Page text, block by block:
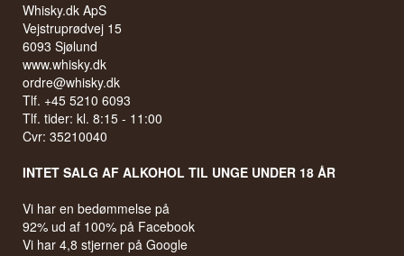
Whisky.dk ApS
Vejstruprødvej 15
6093 Sjølund
www.whisky.dk
ordre@whisky.dk
Tlf. +45 5210 6093
Tlf. tider: kl. 8:15 - 11:00
Cvr: 35210040
INTET SALG AF ALKOHOL TIL UNGE UNDER 18 ÅR
Vi har en bedømmelse på
92% ud af 100% på Facebook
Vi har 4,8 stjerner på Google